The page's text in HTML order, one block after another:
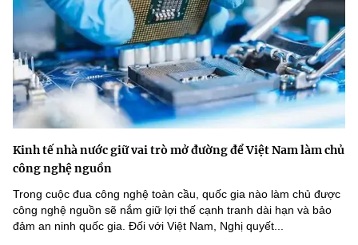
Kinh tế nhà nước giữ vai trò mở đường để Việt Nam làm chủ
công nghệ nguồn
Trong cuộc đua công nghệ toàn cầu, quốc gia nào làm chủ được
công nghệ nguồn sẽ nắm giữ lợi thế cạnh tranh dài hạn và bảo
đảm an ninh quốc gia. Đối với Việt Nam, Nghị quyết...